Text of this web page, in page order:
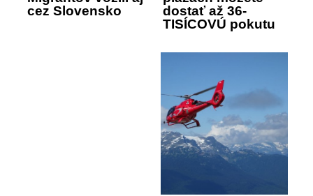
cez Slovensko
dostať až 36-
TISÍCOVÚ pokutu